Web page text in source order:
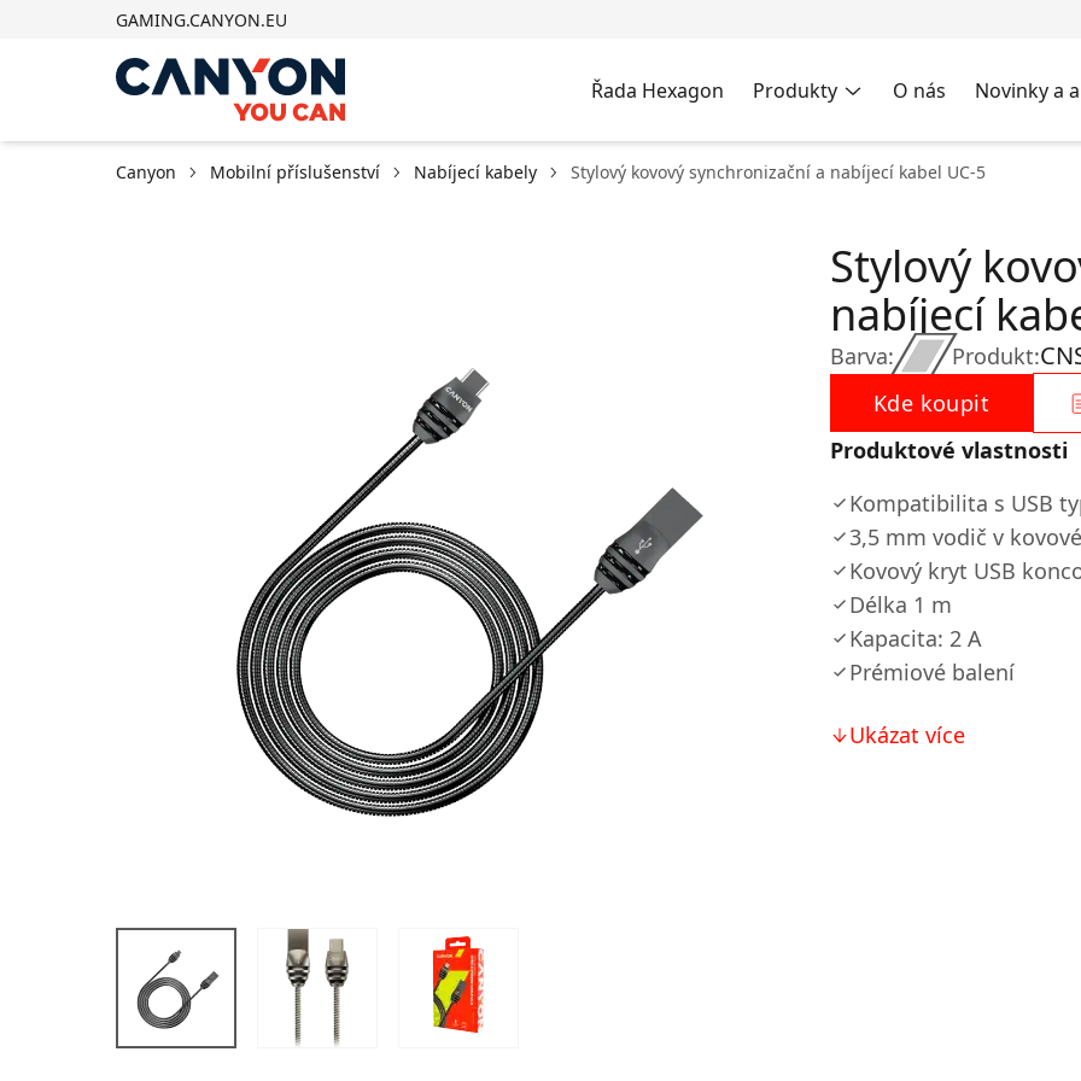
GAMING.CANYON.EU
Řada Hexagon Produkty O nás Novinky a
Canyon Mobilní příslušenství Nabíjecí kabely Stylový kovový synchronizační a nabíjecí kabel UC-5
Barva:
Stylový
nabíjecí
Produkt:
Kde koupit
Produktové vlastnosti
Kompatibilita s USB
3,5 mm vodič v
Kovový kryt USB
Délka 1 m
Kapacita: 2 A
Prémiové balení
Ukázat více